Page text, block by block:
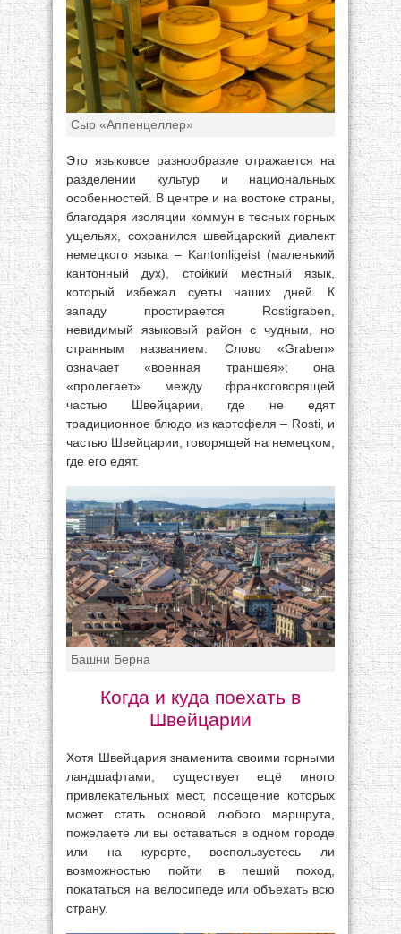
Сыр «Аппенцеллер»
Это языковое разнообразие отражается на
разделении культур и национальных
особенностей. В центре и на востоке страны,
благодаря изоляции коммун в тесных горных
ущельях, сохранился швейцарский диалект
немецкого языка – Kantonligeist (маленький
кантонный дух), стойкий местный язык,
который избежал суеты наших дней. К
западу простирается Rostigraben,
невидимый языковый район с чудным, но
странным названием. Слово «Graben»
означает «военная траншея»; она
«пролегает» между франкоговорящей
частью Швейцарии, где не едят
традиционное блюдо из картофеля – Rosti, и
частью Швейцарии, говорящей на немецком,
где его едят.
Башни Берна
Когда и куда поехать в
Швейцарии
Хотя Швейцария знаменита своими горными
ландшафтами, существует ещё много
привлекательных мест, посещение которых
может стать основой любого маршрута,
пожелаете ли вы оставаться в одном городе
или на курорте, воспользуетесь ли
возможностью пойти в пеший поход,
покататься на велосипеде или объехать всю
страну.